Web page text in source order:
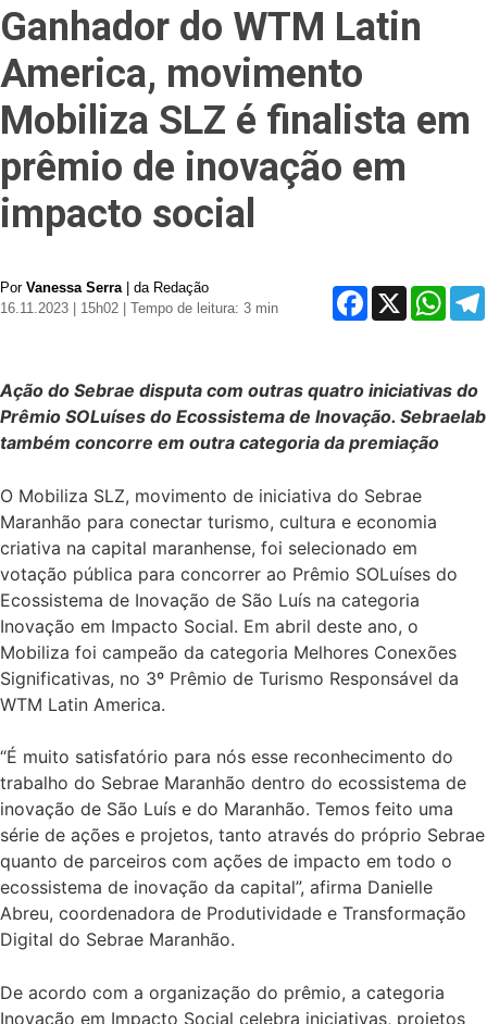
Ganhador do WTM Latin
America, movimento
Mobiliza SLZ é finalista em
prêmio de inovação em
impacto social
Por Vanessa Serra| da Redação
16.11.2023 | 15h02
| Tempo de leitura: 3 min
Facebook
X
Ação do Sebrae disputa com outras quatro iniciativas do
Prêmio SOLuíses do Ecossistema de Inovação. Sebraelab
também concorre em outra categoria da premiação
O Mobiliza SLZ, movimento de iniciativa do Sebrae
Maranhão para conectar turismo, cultura e economia
criativa na capital maranhense, foi selecionado em
votação pública para concorrer ao Prêmio SOLuíses do
Ecossistema de Inovação de São Luís na categoria
Inovação em Impacto Social. Em abril deste ano, o
Mobiliza foi campeão da categoria Melhores Conexões
Significativas, no 3º Prêmio de Turismo Responsável da
WTM Latin America.
“É muito satisfatório para nós esse reconhecimento do
trabalho do Sebrae Maranhão dentro do ecossistema de
inovação de São Luís e do Maranhão. Temos feito uma
série de ações e projetos, tanto através do próprio Sebrae
quanto de parceiros com ações de impacto em todo o
ecossistema de inovação da capital”, afirma Danielle
Abreu, coordenadora de Produtividade e Transformação
Digital do Sebrae Maranhão.
De acordo com a organização do prêmio, a categoria
Inovação em Impacto Social celebra iniciativas, projetos